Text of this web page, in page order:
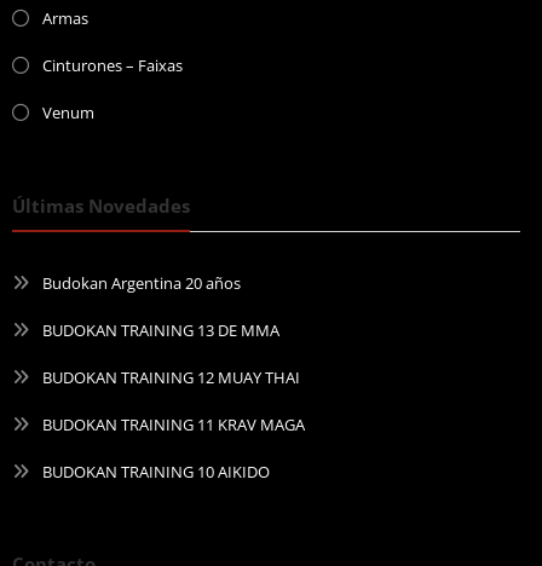
Armas
Cinturones – Faixas
Venum
Últimas Novedades
Budokan Argentina 20 años
BUDOKAN TRAINING 13 DE MMA
BUDOKAN TRAINING 12 MUAY THAI
BUDOKAN TRAINING 11 KRAV MAGA
BUDOKAN TRAINING 10 AIKIDO